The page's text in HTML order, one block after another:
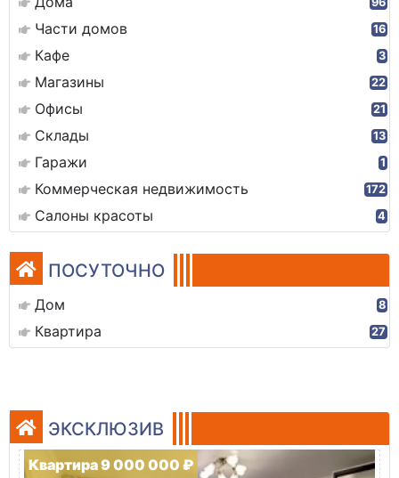
Части домов 16
Кафе 3
Магазины 22
Офисы 21
Склады 13
Гаражи 1
Коммерческая недвижимость 172
Салоны красоты 4
ПОСУТОЧНО
Дом 8
Квартира 27
ЭКСКЛЮЗИВ
Квартира 9 000 000 ₽